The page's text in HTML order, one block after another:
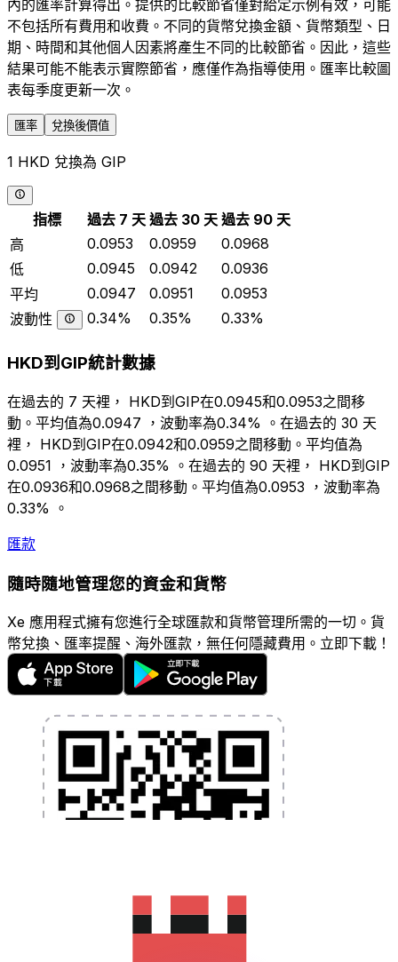
內的匯率計算得出。提供的比較節省僅對給定示例有效，可能
不包括所有費用和收費。不同的貨幣兌換金額、貨幣類型、日
期、時間和其他個人因素將產生不同的比較節省。因此，這些
結果可能不能表示實際節省，應僅作為指導使用。匯率比較圖
表每季度更新一次。
匯率 兌換後價值
1 HKD 兌換為 GIP
指標 過去 7 天 過去 30 天 過去 90 天
高
0.0953 0.0959
0.0968
低
0.0945 0.0942
0.0936
平均
0.0947 0.0951
0.0953
波動性
0.34% 0.35% 0.33%
HKD到GIP統計數據
在過去的 7 天裡， HKD到GIP在0.0945和0.0953之間移
動。平均值為0.0947 ，波動率為0.34% 。在過去的 30 天
裡， HKD到GIP在0.0942和0.0959之間移動。平均值為
0.0951 ，波動率為0.35% 。在過去的 90 天裡， HKD到GIP
在0.0936和0.0968之間移動。平均值為0.0953 ，波動率為
0.33% 。
匯款
隨時隨地管理您的資金和貨幣
Xe 應用程式擁有您進行全球匯款和貨幣管理所需的一切。貨
幣兌換、匯率提醒、海外匯款，無任何隱藏費用。立即下載！